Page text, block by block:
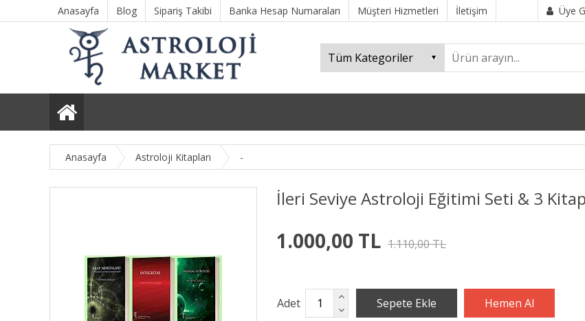
Anasayfa Blog Sipariş Takibi Banka Hesap Numaraları Müşteri Hizmetleri İletişim Üye
Anasayfa Astroloji Kitapları -
İleri Seviye Astroloji Eğitimi Seti & 3 Kitap
1.000,00 TL 1.110,00 TL
Adet